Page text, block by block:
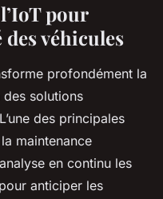
pour
véhicules
profondément la
solutions
des principales
maintenance
en continu les
anticiper les